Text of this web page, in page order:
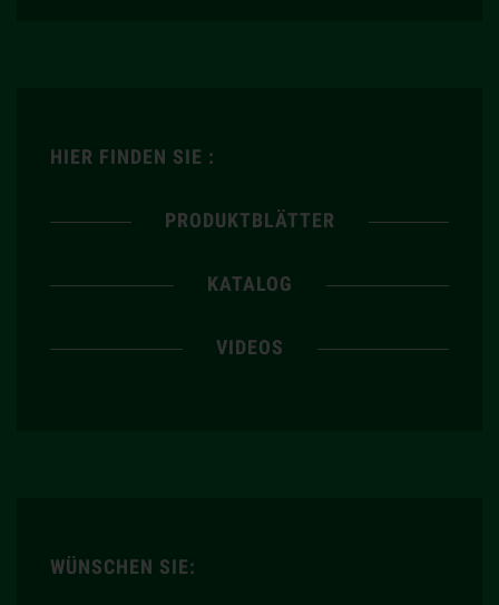
HIER FINDEN SIE :
PRODUKTBLÄTTER
KATALOG
VIDEOS
WÜNSCHEN SIE: